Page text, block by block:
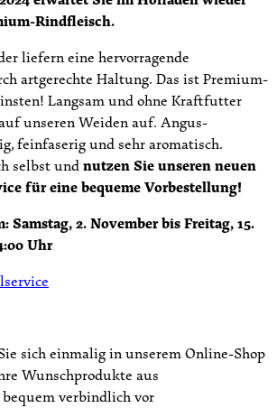
Rindfleisch.
liefern eine hervorragende
artgerechte Haltung. Das ist Premium-
Langsam und ohne Kraftfutter
unseren Weiden auf. Angus-
feinfaserig und sehr aromatisch.
selbst undnutzen Sie unseren neuen
für eine bequeme Vorbestellung!
Samstag, 2. November bis Freitag, 15.
Uhr
sich einmalig in unserem Online-Shop
Wunschprodukte aus
verbindlich vor